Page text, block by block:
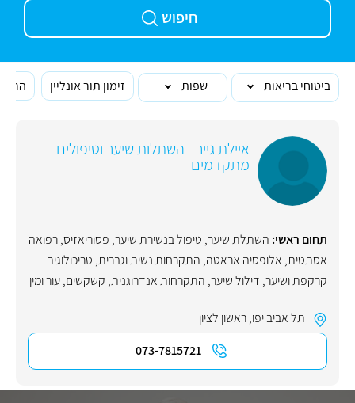
חיפוש
ביטוחי בריאות שפות זימון תור אונליין
איילת גייר - השתלות שיער וטיפולים
מתקדמים
תחום ראשי: השתלת שיער, טיפול בנשירת שיער, פסוריאזיס,רפואה
אסתטית, אלופסיה אראטה, התקרחות נשית וגברית, טריכולוגיה
קרקפת ושיער, דילול שיער, התקרחות אנדרוגנית, קשקשים,עור ומין
תל אביב יפו,ראשון לציון
073-7815721